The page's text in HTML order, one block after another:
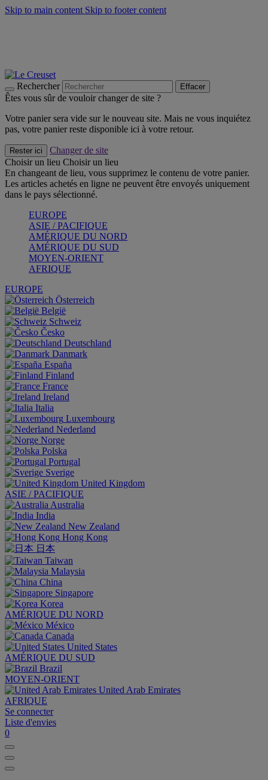
Skip to main content Skip to footer content
Rechercher Effacer
Êtes vous sûr de vouloir changer de site ?
Votre panier sera vide sur le nouveau site. Mais ne vous inquiétez
pas, votre panier reste disponible ici à votre retour.
Rester ici
Changer de site
Choisir un lieu Choisir un lieu
En changeant de lieu, vous supprimez le contenu de votre panier.
Les articles achetés en ligne ne peuvent être envoyés uniquement
dans le pays sélectionné.
EUROPE
ASIE / PACIFIQUE
AMÉRIQUE DU NORD
AMÉRIQUE DU SUD
MOYEN-ORIENT
AFRIQUE
EUROPE
Österreich
België
Schweiz
Česko
Deutschland
Danmark
España
Finland
France
Ireland
Italia
Luxembourg
Nederland
Norge
Polska
Portugal
Sverige
United Kingdom
ASIE / PACIFIQUE
Australia
India
New Zealand
Hong Kong
日本
Taiwan
Malaysia
China
Singapore
Korea
AMÉRIQUE DU NORD
México
Canada
United States
AMÉRIQUE DU SUD
Brazil
MOYEN-ORIENT
United Arab Emirates
AFRIQUE
Se connecter
Liste d'envies
0